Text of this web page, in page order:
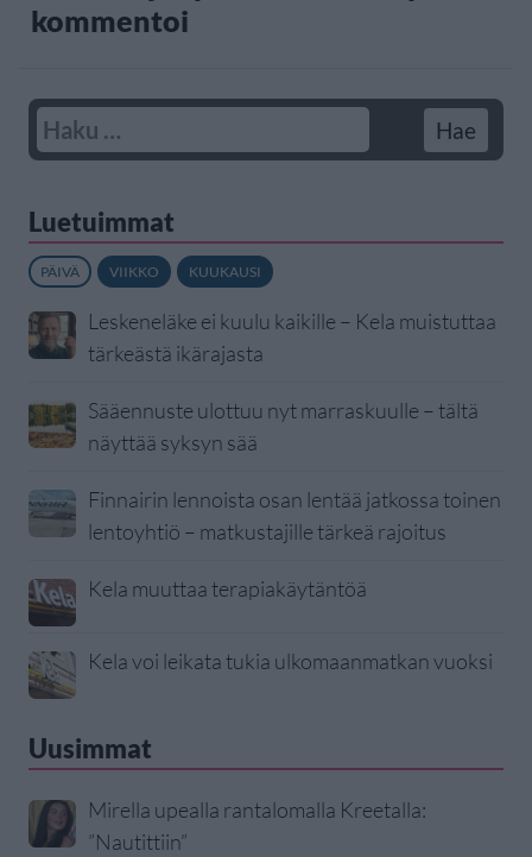
kommentoi
Luetuimmat
PÄIVÄ VIIKKO KUUKAUSI
Leskeneläke ei kuulu kaikille – Kela muistuttaa
tärkeästä ikärajasta
Sääennuste ulottuu nyt marraskuulle – tältä
näyttää syksyn sää
Finnairin lennoista osan lentää jatkossa toinen
lentoyhtiö – matkustajille tärkeä rajoitus
Kela muuttaa terapiakäytäntöä
Kela voi leikata tukia ulkomaanmatkan vuoksi
Uusimmat
Mirella upealla rantalomalla Kreetalla:
”Nautittiin”